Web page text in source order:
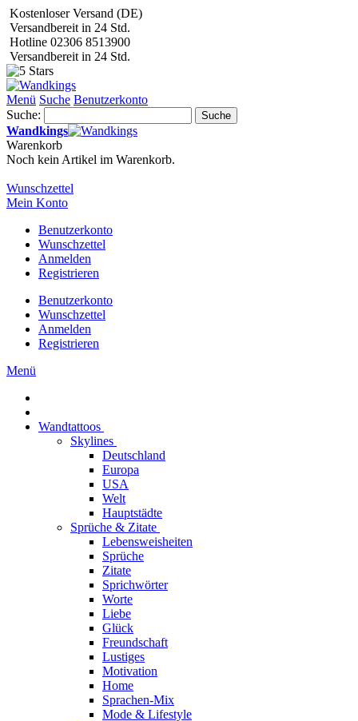
Kostenloser Versand (DE)
Versandbereit in 24 Std.
Hotline 02306 8513900
Versandbereit in 24 Std.
Menü Suche Benutzerkonto
Suche:
Suche
Wandkings
Warenkorb
Noch kein Artikel im Warenkorb.
Wunschzettel
Mein Konto
Benutzerkonto
Wunschzettel
Anmelden
Registrieren
Benutzerkonto
Wunschzettel
Anmelden
Registrieren
Menü
Wandtattoos
Skylines
Deutschland
Europa
USA
Welt
Hauptstädte
Sprüche & Zitate
Lebensweisheiten
Sprüche
Zitate
Sprichwörter
Worte
Liebe
Glück
Freundschaft
Lustiges
Motivation
Home
Sprachen-Mix
Mode & Lifestyle